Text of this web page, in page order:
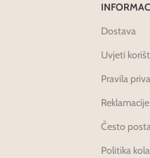
Dostava
Uvjeti
Pravila
Često
Politika